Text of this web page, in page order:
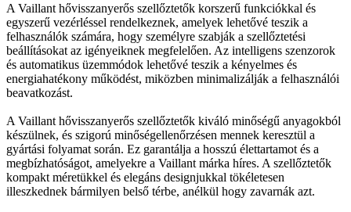
A Vaillant hővisszanyerős szellőztetők korszerű funkciókkal és
egyszerű vezérléssel rendelkeznek, amelyek lehetővé teszik a
felhasználók számára, hogy személyre szabják a szellőztetési
beállításokat az igényeiknek megfelelően. Az intelligens szenzorok
és automatikus üzemmódok lehetővé teszik a kényelmes és
energiahatékony működést, miközben minimalizálják a felhasználói
beavatkozást.
A Vaillant hővisszanyerős szellőztetők kiváló minőségű anyagokból
készülnek, és szigorú minőségellenőrzésen mennek keresztül a
gyártási folyamat során. Ez garantálja a hosszú élettartamot és a
megbízhatóságot, amelyekre a Vaillant márka híres. A szellőztetők
kompakt méretükkel és elegáns designjukkal tökéletesen
illeszkednek bármilyen belső térbe, anélkül hogy zavarnák azt.